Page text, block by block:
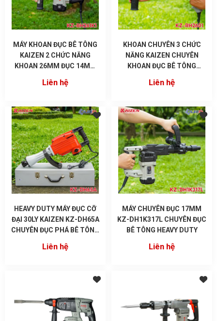
MÁY KHOAN ĐỤC BÊ TÔNG
KAIZEN 2 CHỨC NĂNG
KHOAN 26MM ĐỤC 14MM
Liên hệ
KHOAN CHUYÊN 3 CHỨC
NĂNG KAIZEN CHUYÊN
KHOAN ĐỤC BÊ TÔNG
SUẤT 1010W MÃ RH2601
Liên hệ
HEAVY DUTY MÁY ĐỤC CỠ
ĐẠI 30LY KAIZEN KZ-DH65A
CHUYÊN ĐỤC PHÁ BÊ TÔNG
Liên hệ
MÁY CHUYÊN ĐỤC 17MM
KZ-DH1K317L CHUYÊN ĐỤC
BÊ TÔNG HEAVY DUTY
Liên hệ